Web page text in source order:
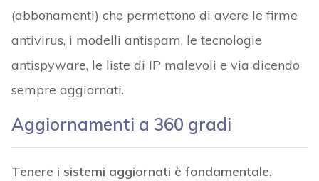
(abbonamenti) che permettono di avere le firme
antivirus, i modelli antispam, le tecnologie
antispyware, le liste di IP malevoli e via dicendo
sempre aggiornati.
Aggiornamenti a 360 gradi
Tenere i sistemi aggiornati è fondamentale.